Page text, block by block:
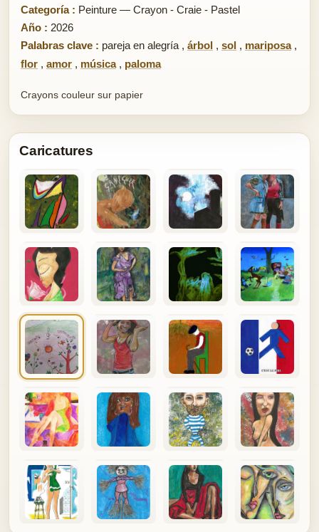
Categoría : Peinture — Crayon - Craie - Pastel
Año : 2026
Palabras clave : pareja en alegría , árbol , sol , mariposa,
flor , amor , música, paloma
Crayons couleur sur papier
Caricatures